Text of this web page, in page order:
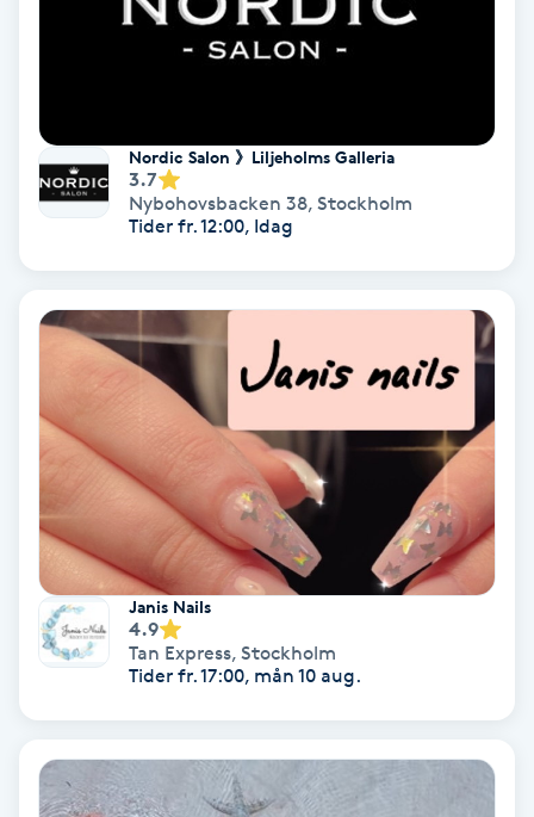
Color correction
Damklippning
Diamantslipning
Enzympeeling
Extensions
Extensions borttagning
Eyeliner-tatuering
Faceliftmassage
Nordic Salon 》Liljeholms Galleria
3.7
Nybohovsbacken 38, Stockholm
Tider fr. 12:00, Idag
Janis Nails
4.9
Tan Express, Stockholm
Tider fr. 17:00, mån 10 aug.